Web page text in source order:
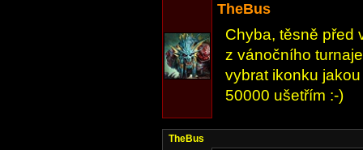
TheBus
Chyba, těsně před
z vánočního
vybrat ikonku
50000 ušetřím :-)
TheBus